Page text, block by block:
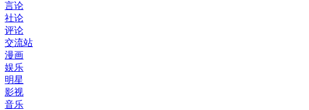
言论
社论
评论
交流站
漫画
娱乐
明星
影视
音乐